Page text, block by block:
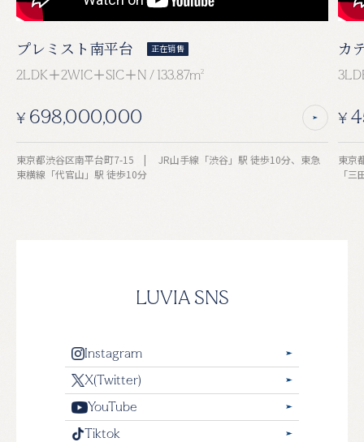
プレミスト南平台 正在销售
2LDK＋2WIC＋SIC＋N / 133.87m2
¥ 698,000,000
東京都渋谷区南平台町7-15 | JR山手線「渋谷」駅 徒歩10分、東急
東横線「代官山」駅 徒歩10分
カ
¥
東京都港区
「
LUVIA SNS
Instagram
X(Twitter)
YouTube
Tiktok